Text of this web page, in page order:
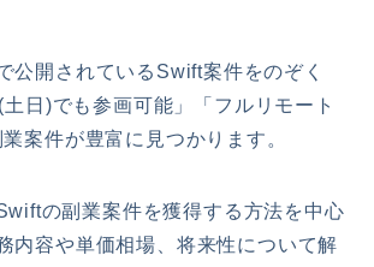
公開されているSwift案件をのぞく
日)でも参画可能」「フルリモート
案件が豊富に見つかります。
の副業案件を獲得する方法を中心
内容や単価相場、将来性について解